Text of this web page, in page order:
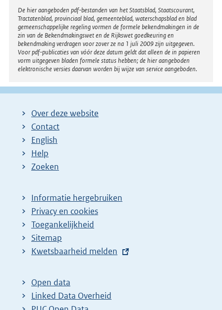
Disclaimer
De hier aangeboden pdf-bestanden van het Staatsblad, Staatscourant,
Tractatenblad, provinciaal blad, gemeenteblad, waterschapsblad en blad
gemeenschappelijke regeling vormen de formele bekendmakingen in de
zin van de Bekendmakingswet en de Rijkswet goedkeuring en
bekendmaking verdragen voor zover ze na 1 juli 2009 zijn uitgegeven.
Voor pdf-publicaties van vóór deze datum geldt dat alleen de in papieren
vorm uitgegeven bladen formele status hebben; de hier aangeboden
elektronische versies daarvan worden bij wijze van service aangeboden.
Over deze website
Contact
English
Help
Zoeken
Informatie hergebruiken
Privacy en cookies
Toegankelijkheid
Sitemap
E
t
e
r
Kwetsbaarheid melden
Open data
Linked Data Overheid